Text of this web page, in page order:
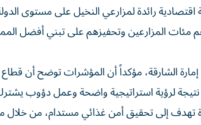
رائدة لمزارعي النخيل على مستوى
مئات المزارعين وتحفيزهم على تبني أفضل
الشارقة، مؤكداً أن المؤشرات توضح أن قطاع
نتيجة لرؤية استراتيجية واضحة وعمل دؤوب
إلى تحقيق أمن غذائي مستدام، من خلال